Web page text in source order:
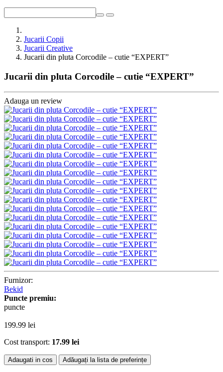
Jucarii Copii
Jucarii Creative
Jucarii din pluta Corcodile – cutie “EXPERT”
Jucarii din pluta Corcodile – cutie “EXPERT”
Adauga un review
Furnizor:
Bekid
Puncte premiu:
puncte
199.99 lei
Cost transport: 17.99 lei
Adaugati in cos Adăugați la lista de preferințe